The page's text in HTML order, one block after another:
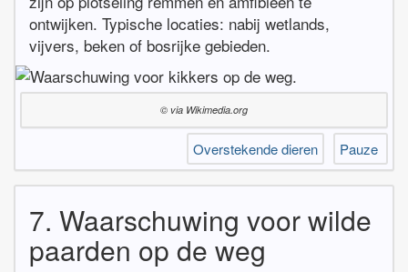
ontwijken. Typische locaties: nabij wetlands,
vijvers, beken of bosrijke gebieden.
© via Wikimedia.org
Overstekende dieren Pauze
7. Waarschuwing voor wilde
paarden op de weg